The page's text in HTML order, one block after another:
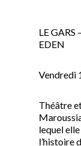
LE GARS
EDEN
Vendredi
Théâtre
lequel
l’histoire